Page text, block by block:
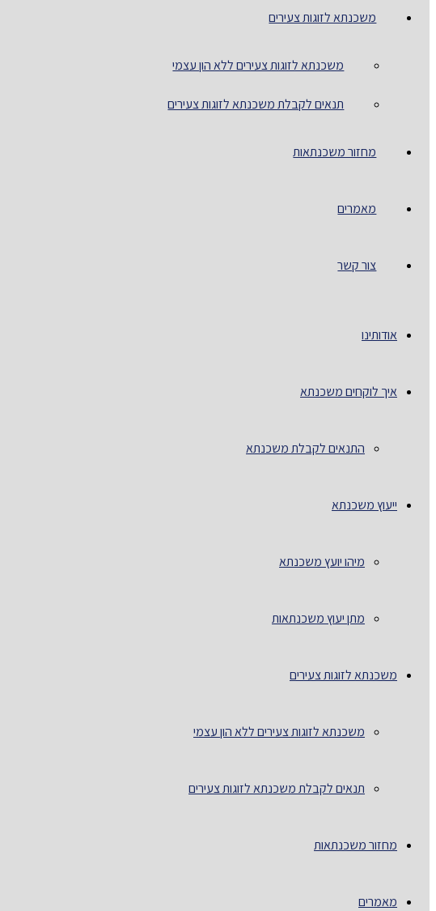
משכנתא לזוגות צעירים
משכנתא לזוגות צעירים ללא הון עצמי
תנאים לקבלת משכנתא לזוגות צעירים
מחזור משכנתאות
מאמרים
צור קשר
אודותינו
איך לוקחים משכנתא
התנאים לקבלת משכנתא
ייעוץ משכנתא
מיהו יועץ משכנתא
מתן יעוץ משכנתאות
משכנתא לזוגות צעירים
משכנתא לזוגות צעירים ללא הון עצמי
תנאים לקבלת משכנתא לזוגות צעירים
מחזור משכנתאות
מאמרים